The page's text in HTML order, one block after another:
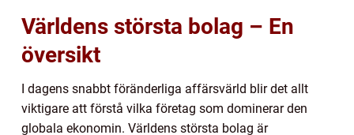
Världens största bolag – En
översikt
I dagens snabbt föränderliga affärsvärld blir det allt
viktigare att förstå vilka företag som dominerar den
globala ekonomin. Världens största bolag är